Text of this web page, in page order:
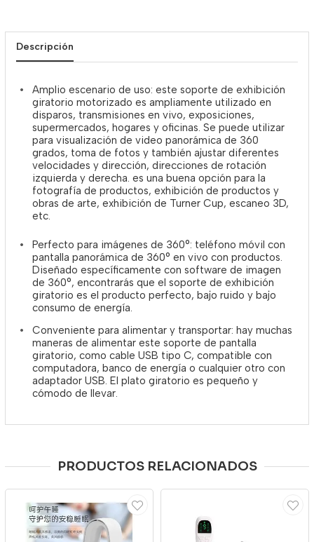
Descripción
Amplio escenario de uso: este soporte de exhibición
giratorio motorizado es ampliamente utilizado en
disparos, transmisiones en vivo, exposiciones,
supermercados, hogares y oficinas. Se puede utilizar
para visualización de video panorámica de 360
grados, toma de fotos y también ajustar diferentes
velocidades y dirección, direcciones de rotación
izquierda y derecha. es una buena opción para la
fotografía de productos, exhibición de productos y
obras de arte, exhibición de Turner Cup, escaneo 3D,
etc.
Perfecto para imágenes de 360°: teléfono móvil con
pantalla panorámica de 360° en vivo con productos.
Diseñado específicamente con software de imagen
de 360°, encontrarás que el soporte de exhibición
giratorio es el producto perfecto, bajo ruido y bajo
consumo de energía.
Conveniente para alimentar y transportar: hay muchas
maneras de alimentar este soporte de pantalla
giratorio, como cable USB tipo C, compatible con
computadora, banco de energía o cualquier otro con
adaptador USB. El plato giratorio es pequeño y
cómodo de llevar.
PRODUCTOS RELACIONADOS